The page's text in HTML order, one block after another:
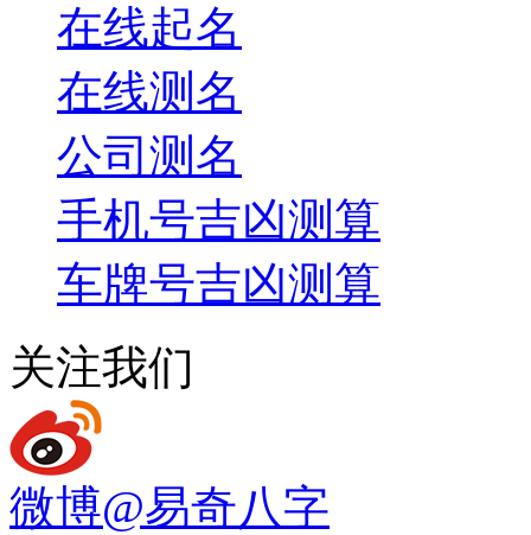
在线起名
在线测名
公司测名
手机号吉凶测算
车牌号吉凶测算
关注我们
微博@易奇八字